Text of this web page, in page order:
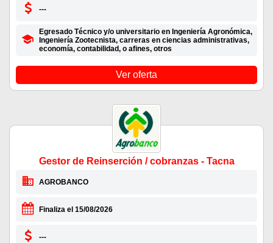
---
Egresado Técnico y/o universitario en Ingeniería Agronómica,
Ingeniería Zootecnista, carreras en ciencias administrativas,
economía, contabilidad, o afines, otros
Ver oferta
Gestor de Reinserción / cobranzas - Tacna
AGROBANCO
Finaliza el 15/08/2026
---